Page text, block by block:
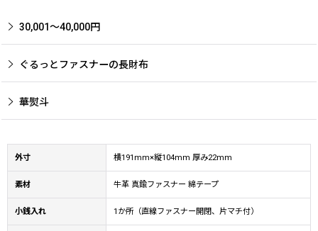
30,001〜40,000円
ぐるっとファスナーの長財布
華熨斗
外寸 横191mm×縦104mm 厚み22mm
素材 牛革 真鍮ファスナー 綿テープ
小銭入れ 1か所（直線ファスナー開閉、片マチ付）